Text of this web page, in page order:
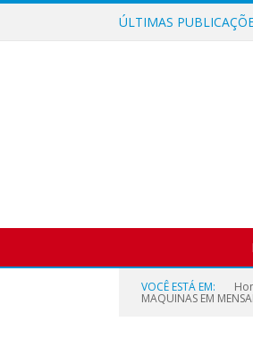
ÚLTIMAS
VOCÊ ESTÁ EM:
MAQUINAS EM